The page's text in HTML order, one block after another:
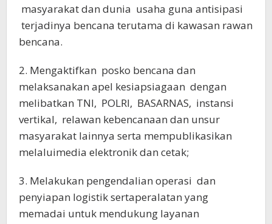
masyarakat dan dunia usaha guna antisipasi
terjadinya bencana terutama di kawasan rawan
bencana.
2. Mengaktifkan posko bencana dan
melaksanakan apel kesiapsiagaan dengan
melibatkan TNI, POLRI, BASARNAS, instansi
vertikal, relawan kebencanaan dan unsur
masyarakat lainnya serta mempublikasikan
melaluimedia elektronik dan cetak;
3. Melakukan pengendalian operasi dan
penyiapan logistik sertaperalatan yang
memadai untuk mendukung layanan